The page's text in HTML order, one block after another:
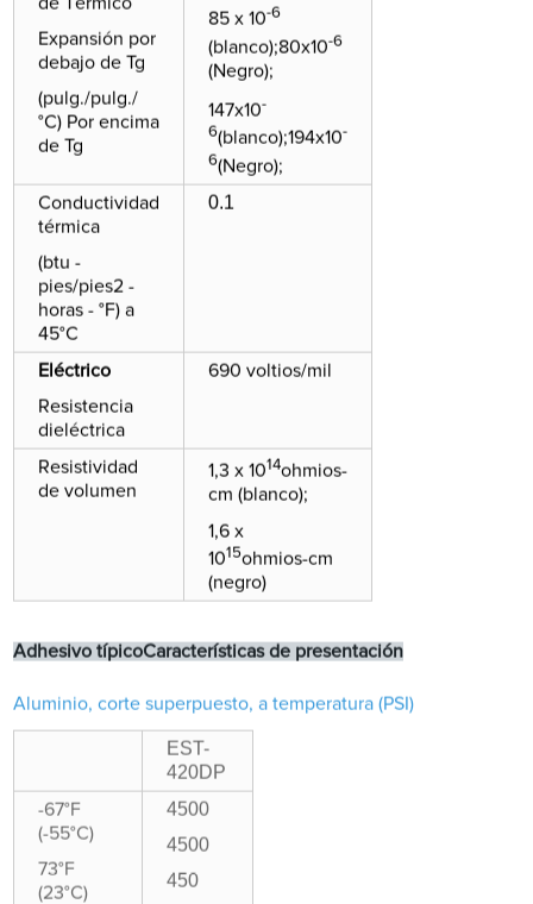
Expansión por
debajo de Tg
(pulg./pulg./
°C) Por encima
de Tg
85 x 10-6
(blanco);80x10-6
(Negro);
147x10-
6(blanco);194x10-
6(Negro);
Conductividad
térmica
(btu -
pies/pies2 -
horas - °F) a
45°C
0.1
Eléctrico
Resistencia
dieléctrica
690 voltios/mil
Resistividad
de volumen
1,3 x 1014ohmios-
cm (blanco);
1,6 x
1015ohmios-cm
(negro)
Adhesivo típicoCaracterísticas de presentación
Aluminio, corte superpuesto, a temperatura (PSI)
EST-
420DP
-67°F
(-55°C)
73°F
(23°C)
4500
4500
450